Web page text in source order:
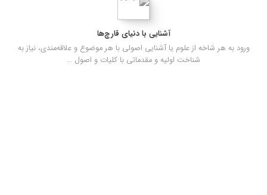
آشنایی با دنیای قارچ‌ها
ورود به هر شاخه از علوم یا آشنایی اصولی با هر موضوع و علاقه‌مندی، نیاز به
شناخت اولیه و مقدماتی با کلیات و اصول …